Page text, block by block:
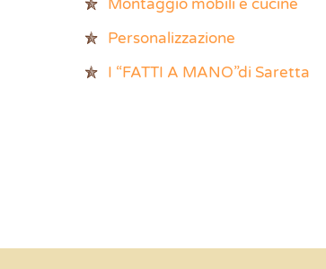
Personalizzazione
I “FATTI A MANO”di Saretta